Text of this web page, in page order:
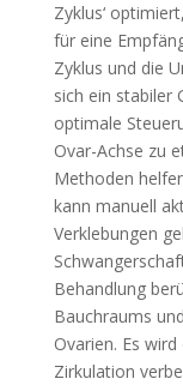
Zyklus‘
für eine
Zyklus und die
sich ein stabiler
optimale
Ovar-Achse zu
Methoden
kann manuell
Verklebungen
Behandlung
Bauchraums
Ovarien. Es
Zirkulation